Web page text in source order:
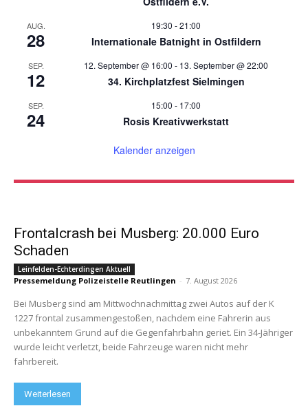
AUG.
28
19:30 -21:00
Internationale Batnight in Ostfildern
SEP.
12
12. September @ 16:00 - 13. September @ 22:00
34. Kirchplatzfest Sielmingen
SEP.
24
15:00 - 17:00
Rosis Kreativwerkstatt
Kalender anzeigen
Frontalcrash bei Musberg: 20.000 Euro
Schaden
Leinfelden-Echterdingen Aktuell
Pressemeldung Polizeistelle Reutlingen - 7. August 2026
Bei Musberg sind am Mittwochnachmittag zwei Autos auf der K
1227 frontal zusammengestoßen, nachdem eine Fahrerin aus
unbekanntem Grund auf die Gegenfahrbahn geriet. Ein 34-Jähriger
wurde leicht verletzt, beide Fahrzeuge waren nicht mehr
fahrbereit.
Weiterlesen